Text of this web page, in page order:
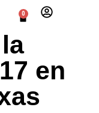
0
en